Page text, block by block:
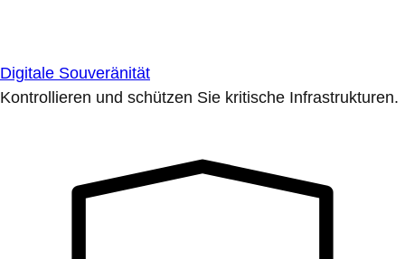
Digitale Souveränität
Kontrollieren und schützen Sie kritische Infrastrukturen.